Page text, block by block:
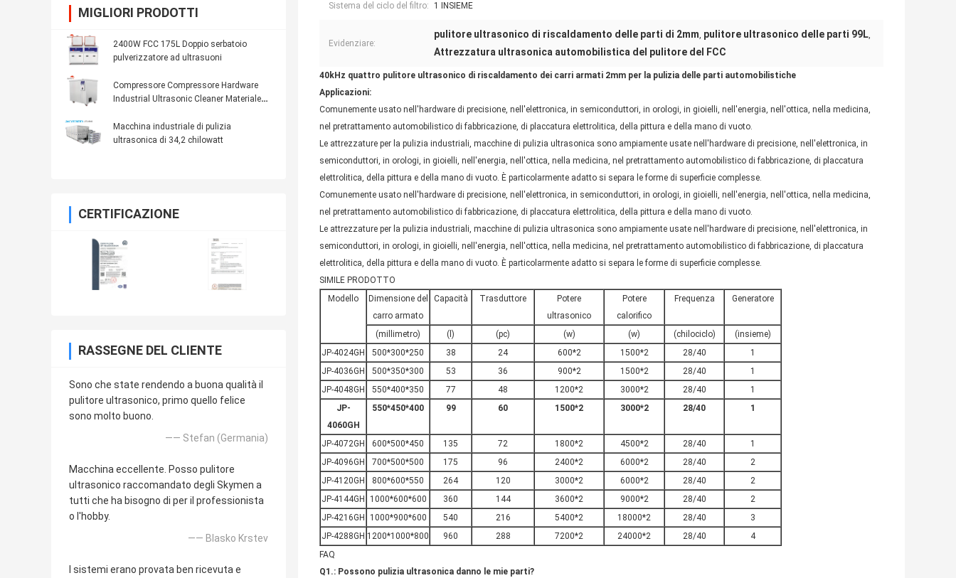
MIGLIORI PRODOTTI
2400W FCC 175L Doppio serbatoio
pulverizzatore ad ultrasuoni
Compressore Compressore Hardware
Industrial Ultrasonic Cleaner Materiale
Macchina industriale di pulizia
ultrasonica di 34,2 chilowatt
CERTIFICAZIONE
RASSEGNE DEL CLIENTE
Sono che state rendendo a buona qualità il
pulitore ultrasonico, primo quello felice
sono molto buono.
—— Stefan (Germania)
Macchina eccellente. Posso pulitore
ultrasonico raccomandato degli Skymen a
tutti che ha bisogno di per il professionista
o l'hobby.
—— Blasko Krstev
I sistemi erano provata ben ricevuta e
Sistema del ciclo del filtro: 1 INSIEME
Evidenziare:
pulitore ultrasonico di riscaldamento delle parti di 2mm, pulitore ultrasonico delle parti 99L,
Attrezzatura ultrasonica automobilistica del pulitore del FCC
40kHz quattro pulitore ultrasonico di riscaldamento dei carri armati 2mm per la pulizia delle parti automobilistiche
Applicazioni:
Comunemente usato nell'hardware di precisione, nell'elettronica, in semiconduttori, in orologi, in gioielli, nell'energia, nell'ottica, nella medicina,
nel pretrattamento automobilistico di fabbricazione, di placcatura elettrolitica, della pittura e della mano di vuoto.
Le attrezzature per la pulizia industriali, macchine di pulizia ultrasonica sono ampiamente usate nell'hardware di precisione, nell'elettronica, in
semiconduttori, in orologi, in gioielli, nell'energia, nell'ottica, nella medicina, nel pretrattamento automobilistico di fabbricazione, di placcatura
elettrolitica, della pittura e della mano di vuoto. È particolarmente adatto si separa le forme di superficie complesse.
Comunemente usato nell'hardware di precisione, nell'elettronica, in semiconduttori, in orologi, in gioielli, nell'energia, nell'ottica, nella medicina,
nel pretrattamento automobilistico di fabbricazione, di placcatura elettrolitica, della pittura e della mano di vuoto.
Le attrezzature per la pulizia industriali, macchine di pulizia ultrasonica sono ampiamente usate nell'hardware di precisione, nell'elettronica, in
semiconduttori, in orologi, in gioielli, nell'energia, nell'ottica, nella medicina, nel pretrattamento automobilistico di fabbricazione, di placcatura
elettrolitica, della pittura e della mano di vuoto. È particolarmente adatto si separa le forme di superficie complesse.
SIMILE PRODOTTO
Modello
Dimensione del
carro armato
Capacità Trasduttore
Potere
ultrasonico
Potere
calorifico
Frequenza Generatore
(millimetro) (l) (pc) (w) (w) (chilociclo)
(insieme)
JP-4024GH
500*300*250 38 24 600*2 1500*2 28/40
1
JP-4036GH
500*350*300 53 36 900*2 1500*2 28/40
1
JP-4048GH
550*400*350 77 48 1200*2 3000*2 28/40
1
JP-
4060GH
550*450*400 99 60 1500*2 3000*2 28/40 1
JP-4072GH 600*500*450 135 72 1800*2 4500*2 28/40
1
JP-4096GH
700*500*500 175 96 2400*2 6000*2 28/40
2
JP-4120GH
800*600*550 264 120 3000*2 6000*2 28/40
2
JP-4144GH
1000*600*600 360 144 3600*2 9000*2 28/40
2
JP-4216GH
1000*900*600 540 216 5400*2 18000*2 28/40
3
JP-4288GH 1200*1000*800 960 288 7200*2 24000*2 28/40
4
FAQ
Q1.: Possono pulizia ultrasonica danno le mie parti?